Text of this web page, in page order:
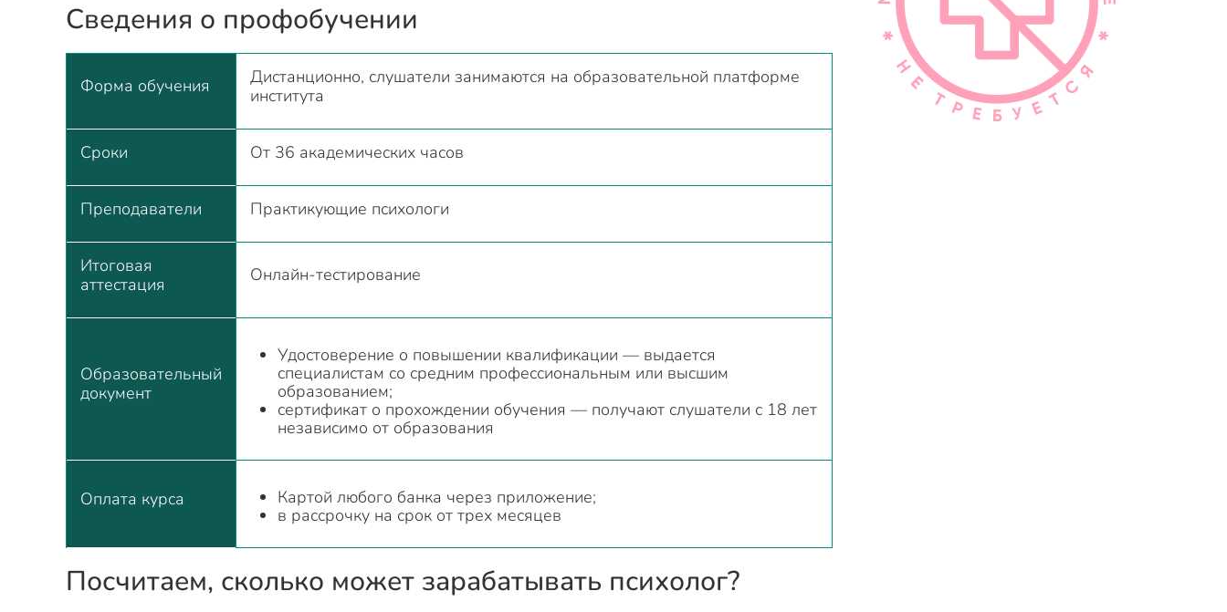
Сведения о профобучении
Форма обучения
Дистанционно, слушатели занимаются на образовательной платформе
института
Сроки От 36 академических часов
Преподаватели Практикующие психологи
Итоговая
аттестация
Онлайн-тестирование
Образовательный
документ
Удостоверение о повышении квалификации — выдается
специалистам со средним профессиональным или высшим
образованием;
сертификат о прохождении обучения — получают слушатели с 18 лет
независимо от образования
Оплата курса
Картой любого банка через приложение;
в рассрочку на срок от трех месяцев
Посчитаем, сколько может зарабатывать психолог?